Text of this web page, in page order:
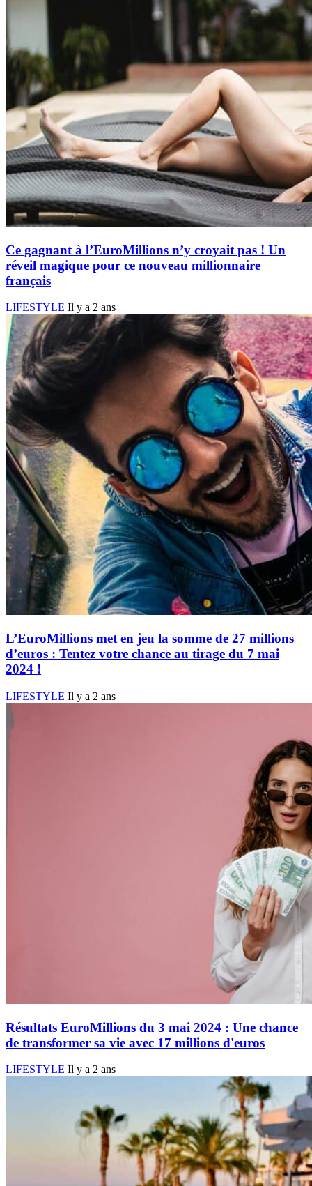
Ce gagnant à l’EuroMillions n’y croyait pas ! Un
réveil magique pour ce nouveau millionnaire
français
LIFESTYLE Il y a 2 ans
L’EuroMillions met en jeu la somme de 27 millions
d’euros : Tentez votre chance au tirage du 7 mai
2024 !
LIFESTYLE Il y a 2 ans
Résultats EuroMillions du 3 mai 2024 : Une chance
de transformer sa vie avec 17 millions d'euros
LIFESTYLE Il y a 2 ans